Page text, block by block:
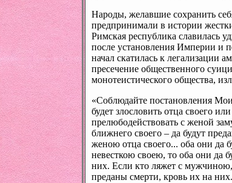
Народы, желавшие сохранить
предпринимали в истории
Римская республика славилась
после установления Империи и
начал скатилась к легализации
пресечение общественного
монотеистического общества,
«Соблюдайте постановления
будет злословить отца своего
прелюбодействовать с женой
ближнего своего – да будут
женою отца своего... оба они да
невесткою своею, то оба они да
них. Если кто ляжет с
преданы смерти, кровь их на них.